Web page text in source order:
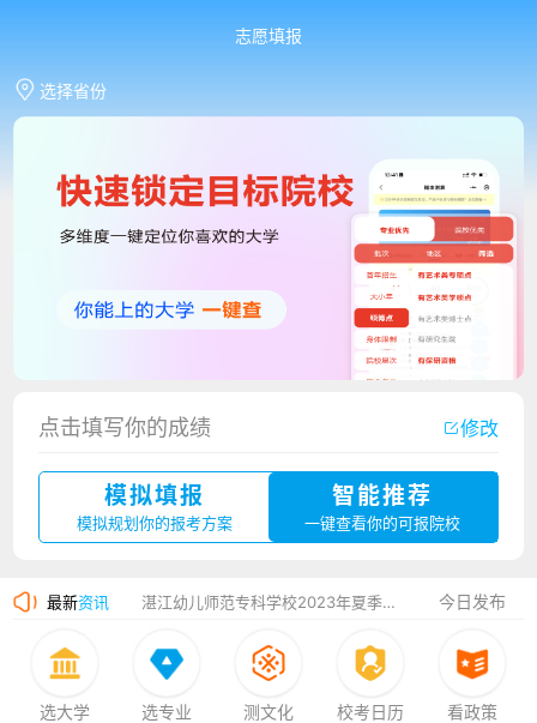
志愿填报
选择省份
点击填写你的成绩 修改
模拟填报
模拟规划你的报考方案
智能推荐
一键查看你的可报院校
最新资讯
厦门大学嘉庚学院2023年艺术类招生简章
湛江幼儿师范专科学校2023年夏季高考招生简章
香港中文大学（深圳）2023年夏季高考招生简章
今日发布
选大学 选专业 测文化 校考日历 看政策